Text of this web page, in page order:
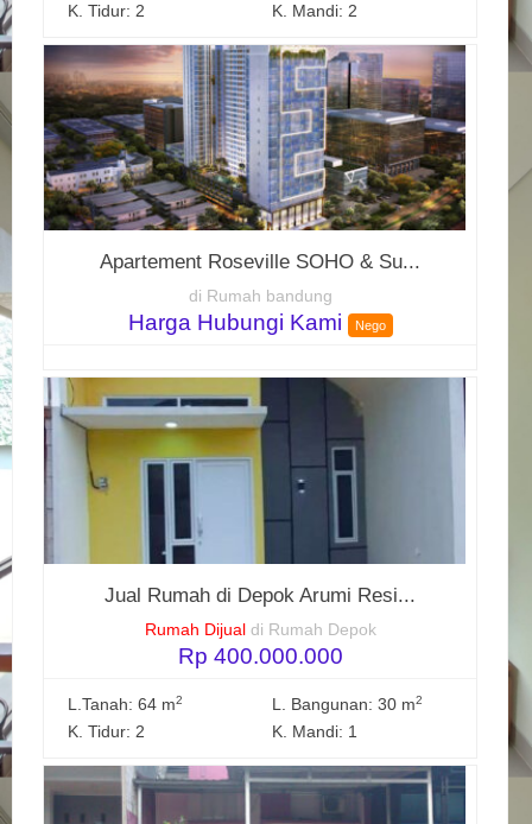
K. Tidur: 2 K. Mandi: 2
Apartement Roseville SOHO & Su...
di Rumah bandung
Harga Hubungi Kami Nego
Jual Rumah di Depok Arumi Resi...
Rumah Dijual di Rumah Depok
Rp 400.000.000
L.Tanah: 64 m2 L. Bangunan: 30 m2
K. Tidur: 2 K. Mandi: 1